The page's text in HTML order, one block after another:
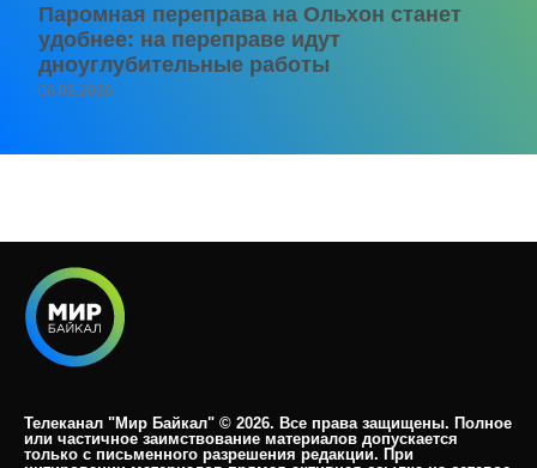
Паромная переправа на Ольхон станет
удобнее: на переправе идут
дноуглубительные работы
06.08.2026
Телеканал "Мир Байкал" © 2026. Все права защищены. Полное
или частичное заимствование материалов допускается
только с письменного разрешения редакции. При